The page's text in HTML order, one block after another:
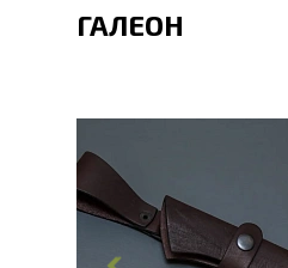
ГАЛЕОН
Общая длина, мм
Длина клинка, мм
Ширина клинка, мм
Толщина обуха, мм